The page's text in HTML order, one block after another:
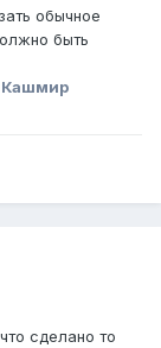
обычное
быть
Кашмир
сделано то